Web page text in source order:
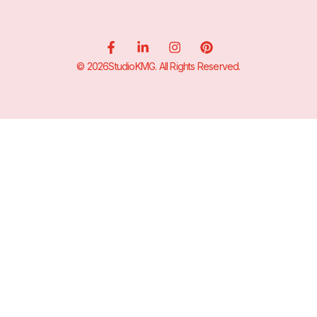
© 2026StudioKMG. All Rights Reserved.